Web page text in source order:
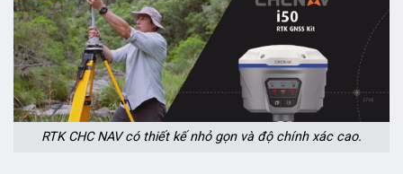
RTK CHC NAV có thiết kế nhỏ gọn và độ chính xác cao.